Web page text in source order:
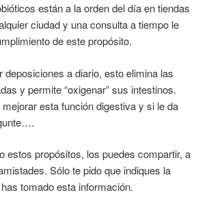
están a la orden del día en tiendas
ciudad y una consulta a tiempo le
de este propósito.
deposiciones a diario, esto elimina las
y permite “oxigenar” sus intestinos.
esta función digestiva y si le da
estos propósitos, los puedes compartir, a
Sólo te pido que indiques la
tomado esta información.